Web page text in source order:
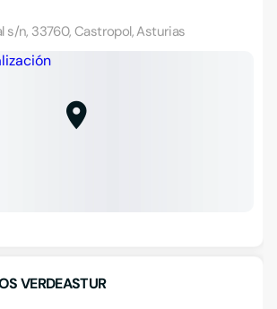
s/n, 33760, Castropol, Asturias
VERDEASTUR